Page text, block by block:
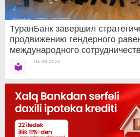
ТуранБанк завершил
продвижению гендерного
международного
04.08.2026